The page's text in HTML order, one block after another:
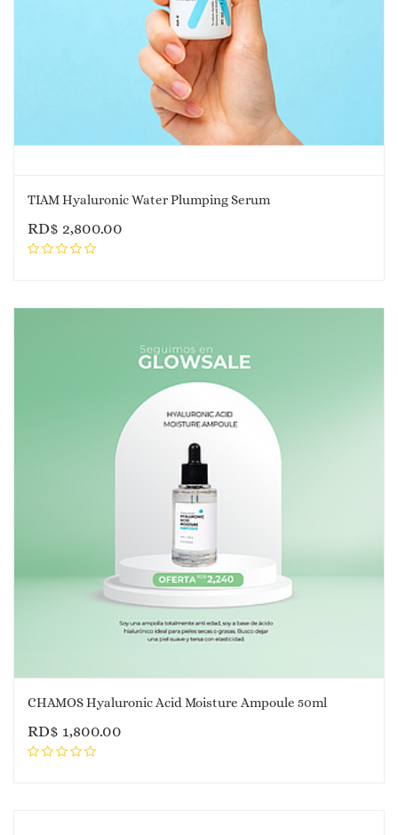
TIAM Hyaluronic Water Plumping Serum
RD$ 2,800.00
CHAMOS Hyaluronic Acid Moisture Ampoule 50ml
RD$ 1,800.00